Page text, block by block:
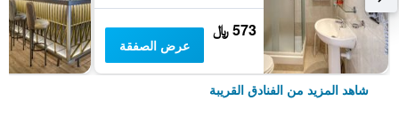
573 ﷼
عرض الصفقة
شاهد المزيد من الفنادق القريبة